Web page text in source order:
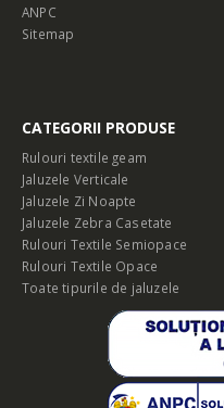
ANPC
Sitemap
CATEGORII PRODUSE
Rulouri textile geam
Jaluzele Verticale
Jaluzele Zi Noapte
Jaluzele Zebra Casetate
Rulouri Textile Semiopace
Rulouri Textile Opace
Toate tipurile de jaluzele